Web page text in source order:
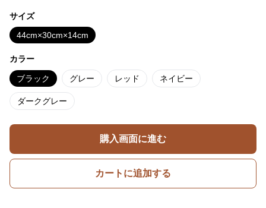
サイズ
44cm×30cm×14cm
カラー
ブラック グレー レッド ネイビー
ダークグレー
購入画面に進む
カートに追加する